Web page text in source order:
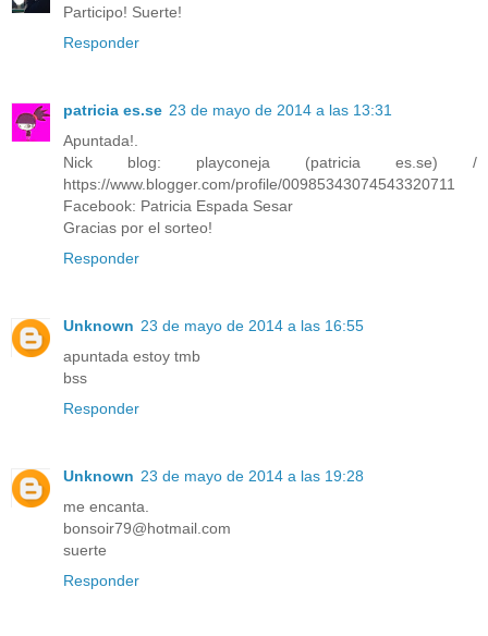
Participo! Suerte!
Responder
patricia es.se 23 de mayo de 2014 a las 13:31
Apuntada!.
Nick blog: playconeja (patricia es.se) /
https://www.blogger.com/profile/00985343074543320711
Facebook: Patricia Espada Sesar
Gracias por el sorteo!
Responder
Unknown 23 de mayo de 2014 a las 16:55
apuntada estoy tmb
bss
Responder
Unknown 23 de mayo de 2014 a las 19:28
me encanta.
bonsoir79@hotmail.com
suerte
Responder